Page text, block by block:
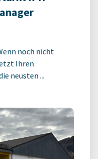
noch nicht
Ihren
neusten ...